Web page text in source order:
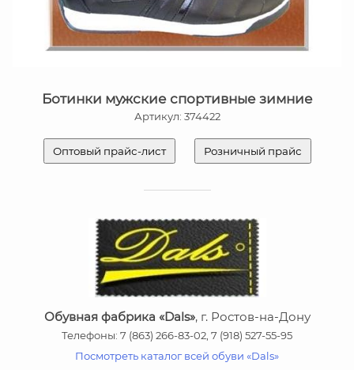
Ботинки мужские спортивные зимние
Артикул: 374422
Оптовый прайс-лист Розничный прайс
Обувная фабрика «Dals», г. Ростов-на-Дону
Телефоны: 7 (863) 266-83-02, 7 (918) 527-55-95
Посмотреть каталог всей обуви «Dals»